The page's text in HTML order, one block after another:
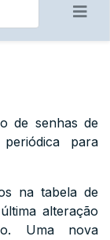
de senhas de
para
na tabela de
alteração
Uma nova